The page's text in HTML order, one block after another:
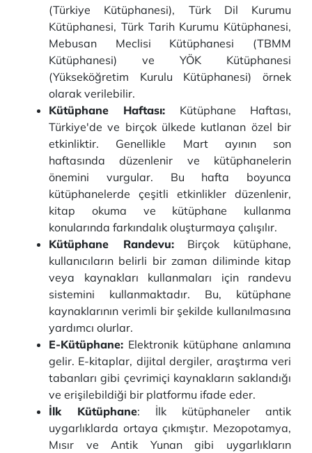
(Türkiye Kütüphanesi), Türk Dil Kurumu
Kütüphanesi, Türk Tarih Kurumu Kütüphanesi,
Mebusan Meclisi Kütüphanesi (TBMM
Kütüphanesi) ve YÖK Kütüphanesi
(Yükseköğretim Kurulu Kütüphanesi) örnek
olarak verilebilir.
Kütüphane Haftası: Kütüphane Haftası,
Türkiye'de ve birçok ülkede kutlanan özel bir
etkinliktir. Genellikle Mart ayının son
haftasında düzenlenir ve kütüphanelerin
önemini vurgular. Bu hafta boyunca
kütüphanelerde çeşitli etkinlikler düzenlenir,
kitap okuma ve kütüphane kullanma
konularında farkındalık oluşturmaya çalışılır.
Kütüphane Randevu:Birçok kütüphane,
kullanıcıların belirli bir zaman diliminde kitap
veya kaynakları kullanmaları için randevu
sistemini kullanmaktadır. Bu, kütüphane
kaynaklarının verimli bir şekilde kullanılmasına
yardımcı olurlar.
E-Kütüphane: Elektronik kütüphane anlamına
gelir. E-kitaplar, dijital dergiler, araştırma veri
tabanları gibi çevrimiçi kaynakların saklandığı
ve erişilebildiği bir platformu ifade eder.
İlk Kütüphane: İlk kütüphaneler antik
uygarlıklarda ortaya çıkmıştır. Mezopotamya,
Mısır ve Antik Yunan gibi uygarlıkların